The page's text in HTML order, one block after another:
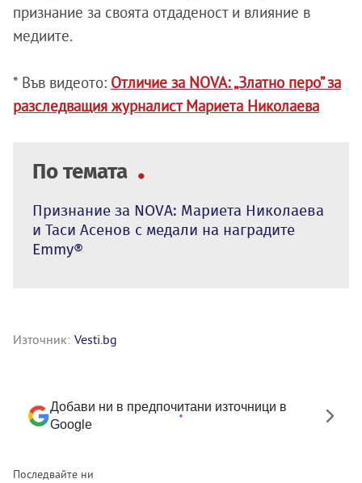
признание за своята отдаденост и влияние в
медиите.
* Във видеото: Отличие за NOVA: „Златно перо” за
разследващия журналист Мариета Николаева
По темата
Признание за NOVA: Мариета Николаева
и Таси Асенов с медали на наградите
Emmy®
Източник: Vesti.bg
Добави ни в предпочитани източници в
Google
Последвайте ни